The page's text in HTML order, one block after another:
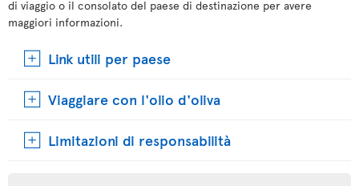
di viaggio o il consolato del paese di destinazione per avere
maggiori informazioni.
Link utili per paese
Viaggiare con l'olio d'oliva
Limitazioni di responsabilità